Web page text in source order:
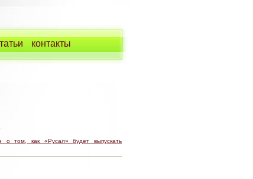
контакты
о том, как «Русал» будет выпускать